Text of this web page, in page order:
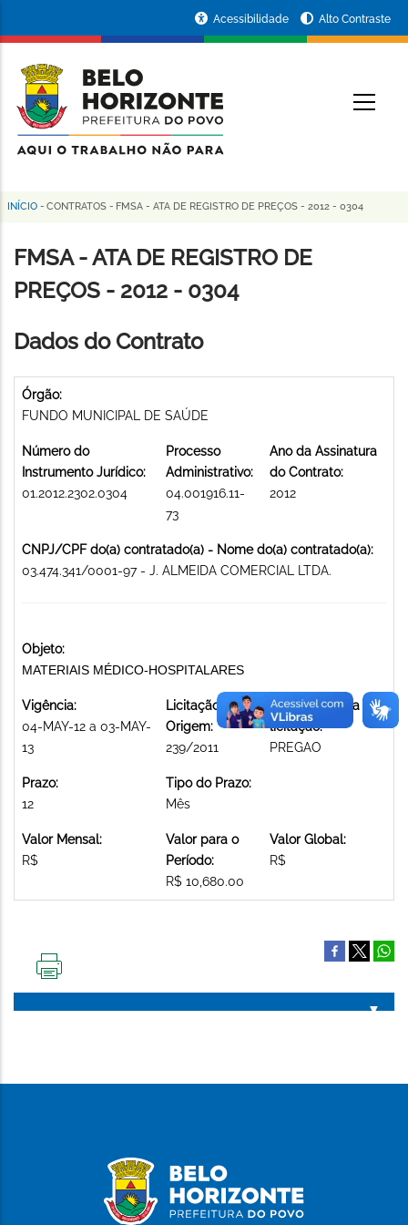
conteúdo
principal
da
Prefeitura
de
Horizonte
Acessibilidade Alto Contraste
Trilha
de
navegação
INÍCIO - CONTRATOS - FMSA - ATA DE REGISTRO DE PREÇOS - 2012 - 0304
FMSA - ATA DE REGISTRO DE
PREÇOS - 2012 - 0304
Dados do Contrato
Órgão:
FUNDO MUNICIPAL DE SAÚDE
Número do
Instrumento Jurídico:
01.2012.2302.0304
Processo
Administrativo:
04.001916.11-
73
Ano da Assinatura
do Contrato:
2012
CNPJ/CPF do(a) contratado(a) - Nome do(a) contratado(a):
03.474.341/0001-97 - J. ALMEIDA COMERCIAL LTDA.
Objeto:
MATERIAIS MÉDICO-HOSPITALARES
Vigência:
04-MAY-12 a 03-MAY-
13
Licitação de
Origem:
239/2011
Modalidade da
licitação:
PREGAO
Prazo:
12
Tipo do Prazo:
Mês
Valor Mensal:
R$
Valor para o
Período:
R$ 10,680.00
Valor Global:
R$
PÁGINA